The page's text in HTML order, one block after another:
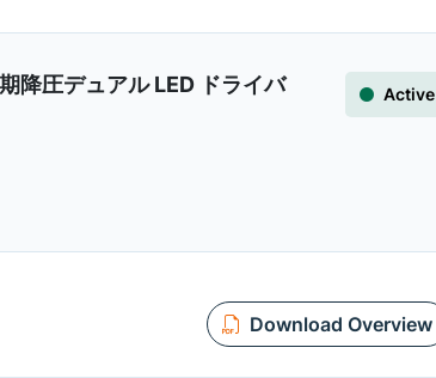
降圧デュアル LED ドライバ Active
Download Overview